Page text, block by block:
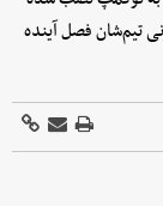
تیم‌شان فصل آینده